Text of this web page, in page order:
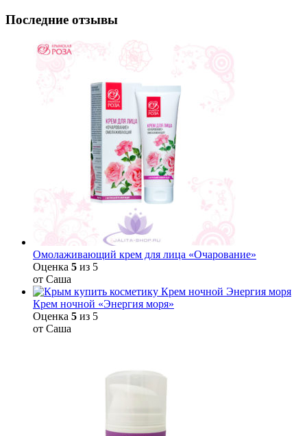
Последние отзывы
Омолаживающий крем для лица «Очарование»
Оценка 5 из 5
от Саша
Крем ночной «Энергия моря»
Оценка 5 из 5
от Саша